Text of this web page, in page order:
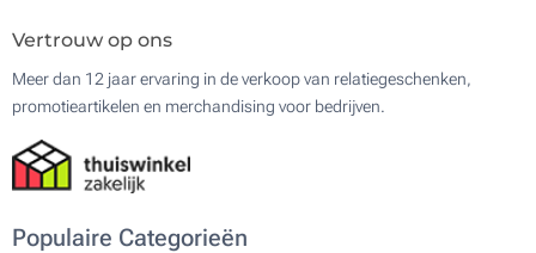
Vertrouw op ons
Meer dan 12 jaar ervaring in de verkoop van relatiegeschenken,
promotieartikelen en merchandising voor bedrijven.
Populaire Categorieën